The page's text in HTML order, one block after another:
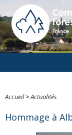
Accueil>Actualités
Hommage à